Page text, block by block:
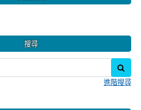
搜尋
進階搜尋